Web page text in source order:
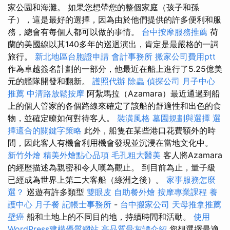
家公園和海灘。 如果您想帶您的整個家庭（孩子和孫
子），這是最好的選擇，因為由於他們提供的許多便利和服
務，總會有每個人都可以做的事情。 台中按摩服務推薦 荷
蘭的美國線以其140多年的巡迴演出，肯定是最嚴格的一詞
旅行。 新北地區台胞證申請 會計事務所 搬家公司費用ptt
作為卓越簽名計劃的一部分，他最近在船上進行了5.25億美
元的艦隊開發和翻新。 護照代辦 除蟲 偵探公司 月子中心
推薦 中清路放鬆按摩 阿紮馬拉（Azamara）最近通過到船
上的個人管家的各個路線來確定了該船的舒適性和出色的食
物，並確定瞭如何對待客人。 裝潢風格 墓園規劃與選擇 選
擇適合的關鍵字策略 此外，船隻在某些港口花費額外的時
間，因此客人有機會利用機會發現並沉浸在當地文化中。
新竹外燴 精美外燴點心品項 毛孔粗大醫美 客人將Azamara
的經歷描述為親密和令人嘆為觀止。 到目前為止，量子級
已經成為世界上第二大客船（綠洲之後）。 家事服務怎麼
選？ 巡遊有許多類型 雙眼皮 自助餐外燴 按摩專業課程 養
護中心 月子餐 記帳士事務所 - 台中搬家公司 天母推拿推薦
壁癌 船和土地上的不同目的地，持續時間和活動。 使用